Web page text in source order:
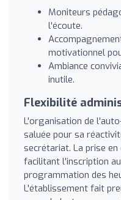
Moniteurs
l'écoute.
motivationnel
Ambiance
inutile.
Flexibilité
L'organisation de
saluée pour sa
secrétariat. La prise
facilitant l'inscription
programmation des
L'établissement fait